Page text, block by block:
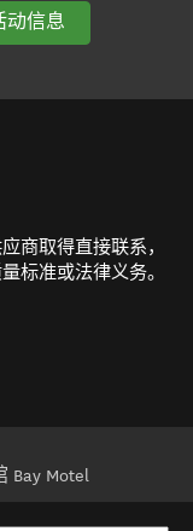
动信息
商取得直接联系，
标准或法律义务。
Bay Motel